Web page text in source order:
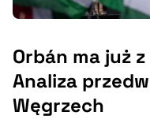
Orbán ma już
Analiza
Węgrzech